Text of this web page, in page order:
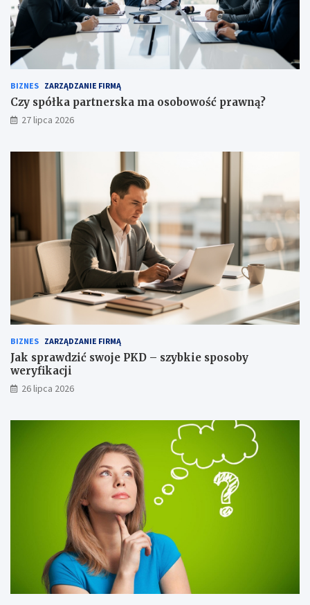
BIZNES ZARZĄDZANIE FIRMĄ
Czy spółka partnerska ma osobowość prawną?
27 lipca 2026
BIZNES ZARZĄDZANIE FIRMĄ
Jak sprawdzić swoje PKD – szybkie sposoby
weryfikacji
26 lipca 2026